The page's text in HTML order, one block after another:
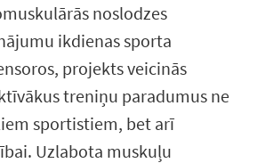
noslodzes
ikdienas sporta
projekts veicinās
treniņu paradumus ne
sportistiem, bet arī
Uzlabota muskuļu